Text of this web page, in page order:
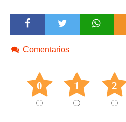
Comentarios
0 1 2